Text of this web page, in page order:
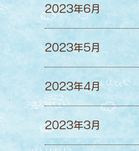
2023年6月
2023年5月
2023年4月
2023年3月